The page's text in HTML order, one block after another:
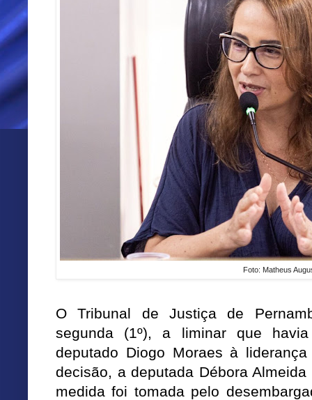
Foto: Matheus
O Tribunal de Justiça de
segunda (1º), a liminar que
deputado Diogo Moraes à
decisão, a deputada Débora
medida foi tomada pelo